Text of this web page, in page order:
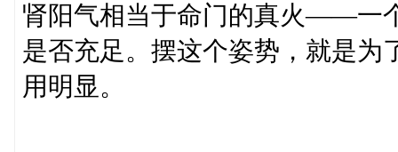
肾阳气相当于命门的真火——一
是否充足。摆这个姿势，就是为
用明显。